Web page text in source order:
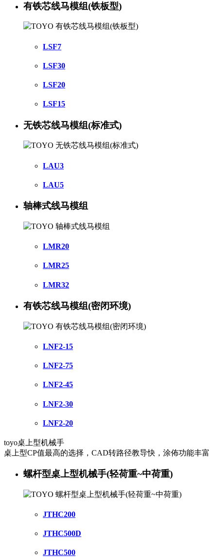
有铁芯线马模组(铁板型)
LSF7
LSF30
LSF20
LSF15
无铁芯线马模组(标准式)
LAU3
LAU5
轴棒式线马模组
LMR20
LMR25
LMR32
有铁芯线马模组(密闭环境)
LNF2-15
LNF2-75
LNF2-45
LNF2-30
LNF2-20
toyo桌上型机械手
桌上型CP值最高的选择，CAD转路径教导快，涂佈功能丰富
螺杆型桌上型机械手(轻荷重~中荷重)
JTHC200
JTHC500D
JTHC500